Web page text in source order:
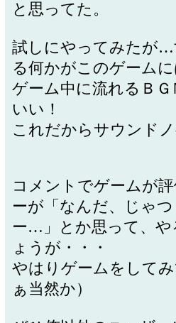
と思ってた。
試しにやってみたが…
る何かがこのゲームに
ゲーム中に流れるＢ
いい！
これだからサウンド
コメントでゲームが
ーが「なんだ、じゃ
ー…」とか思って、
ょうが・・・
やはりゲームをして
ぁ当然か）